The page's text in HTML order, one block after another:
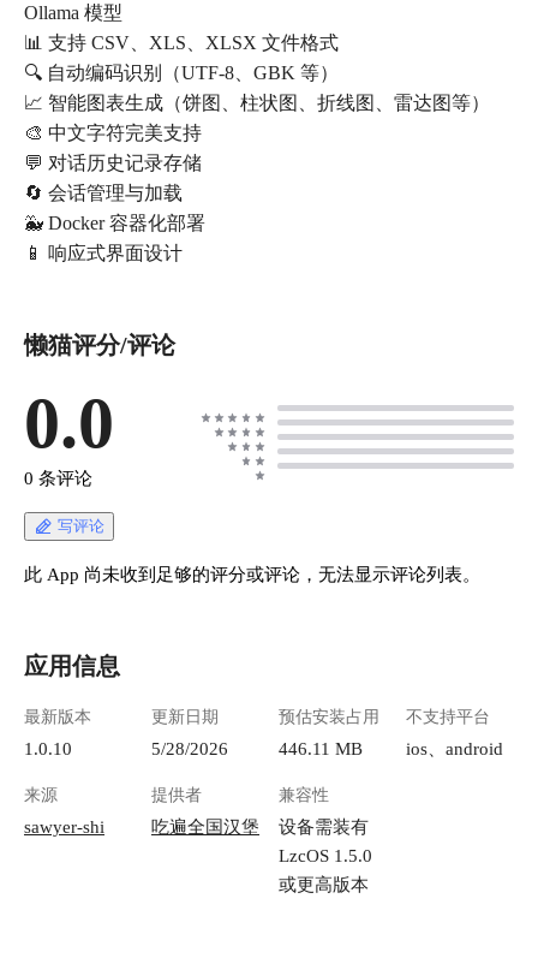
Ollama 模型
📊 支持 CSV、XLS、XLSX 文件格式
🔍 自动编码识别（UTF-8、GBK 等）
📈 智能图表生成（饼图、柱状图、折线图、雷达图等）
🎨 中文字符完美支持
💬 对话历史记录存储
🔄 会话管理与加载
🐳 Docker 容器化部署
📱 响应式界面设计
懒猫评分/评论
0.0
0 条评论
写评论
此 App 尚未收到足够的评分或评论，无法显示评论列表。
应用信息
最新版本
1.0.10
更新日期
5/28/2026
预估安装占用
446.11 MB
不支持平台
ios、android
来源
sawyer-shi
提供者
吃遍全国汉堡
兼容性
设备需装有
LzcOS 1.5.0
或更高版本